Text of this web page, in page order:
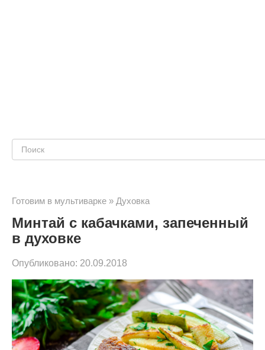
Поиск:
Готовим в мультиварке » Духовка
Минтай с кабачками, запеченный
в духовке
Опубликовано: 20.09.2018